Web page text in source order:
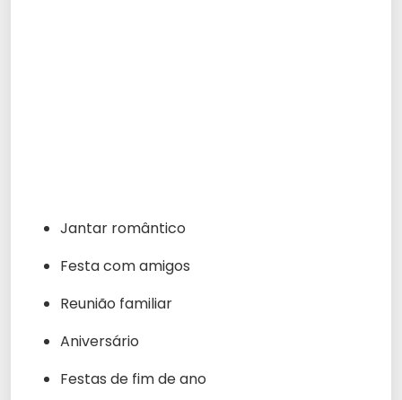
Jantar romântico
Festa com amigos
Reunião familiar
Aniversário
Festas de fim de ano